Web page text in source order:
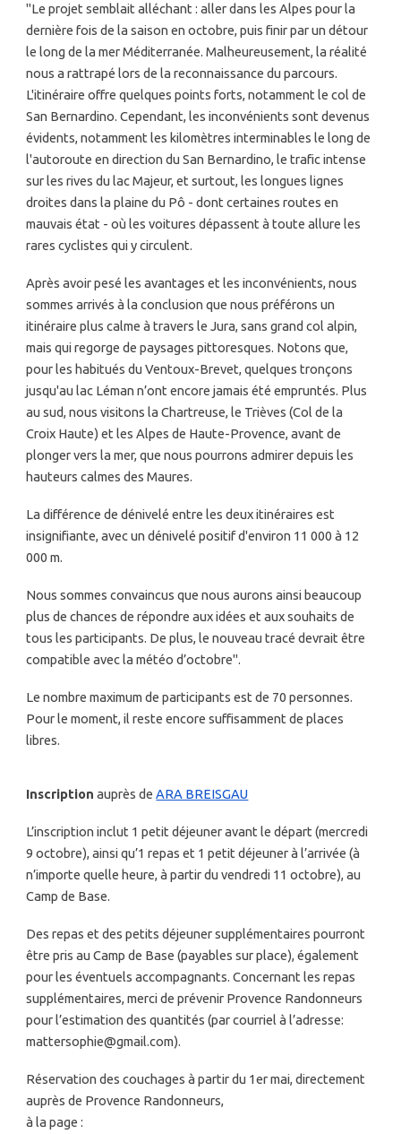
"Le projet semblait alléchant : aller dans les Alpes pour la
dernière fois de la saison en octobre, puis finir par un détour
le long de la mer Méditerranée. Malheureusement, la réalité
nous a rattrapé lors de la reconnaissance du parcours.
L'itinéraire offre quelques points forts, notamment le col de
San Bernardino. Cependant, les inconvénients sont devenus
évidents, notamment les kilomètres interminables le long de
l'autoroute en direction du San Bernardino, le trafic intense
sur les rives du lac Majeur, et surtout, les longues lignes
droites dans la plaine du Pô - dont certaines routes en
mauvais état - où les voitures dépassent à toute allure les
rares cyclistes qui y circulent.
Après avoir pesé les avantages et les inconvénients, nous
sommes arrivés à la conclusion que nous préférons un
itinéraire plus calme à travers le Jura, sans grand col alpin,
mais qui regorge de paysages pittoresques. Notons que,
pour les habitués du Ventoux-Brevet, quelques tronçons
jusqu'au lac Léman n’ont encore jamais été empruntés. Plus
au sud, nous visitons la Chartreuse, le Trièves (Col de la
Croix Haute) et les Alpes de Haute-Provence, avant de
plonger vers la mer, que nous pourrons admirer depuis les
hauteurs calmes des Maures.
La différence de dénivelé entre les deux itinéraires est
insignifiante, avec un dénivelé positif d'environ 11 000 à 12
000 m.
Nous sommes convaincus que nous aurons ainsi beaucoup
plus de chances de répondre aux idées et aux souhaits de
tous les participants. De plus, le nouveau tracé devrait être
compatible avec la météo d’octobre".
Le nombre maximum de participants est de 70 personnes.
Pour le moment, il reste encore suffisamment de places
libres.
Inscription auprès de ARA BREISGAU
L’inscription inclut 1 petit déjeuner avant le départ (mercredi
9 octobre), ainsi qu’1 repas et 1 petit déjeuner à l’arrivée (à
n’importe quelle heure, à partir du vendredi 11 octobre), au
Camp de Base.
Des repas et des petits déjeuner supplémentaires pourront
être pris au Camp de Base (payables sur place), également
pour les éventuels accompagnants. Concernant les repas
supplémentaires, merci de prévenir Provence Randonneurs
pour l’estimation des quantités (par courriel à l’adresse:
mattersophie@gmail.com).
Réservation des couchages à partir du 1er mai, directement
auprès de Provence Randonneurs,
à la page :